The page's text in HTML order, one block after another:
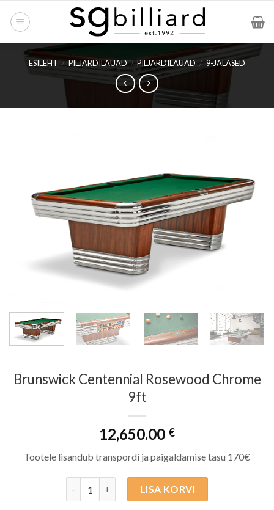
ESILEHT / PILJARDILAUAD / PILJARDILAUAD / 9-JALASED
Brunswick Centennial Rosewood Chrome
9ft
12,650.00 €
Tootele lisandub transpordi ja paigaldamise tasu 170€
LISA KORVI